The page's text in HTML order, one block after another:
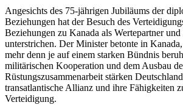
Angesichts des 75-jährigen Jubiläums der
Beziehungen hat der Besuch des
Beziehungen zu Kanada als Wertepartner und
unterstrichen. Der Minister betonte in
mehr denn je auf einem starken Bündnis
militärischen Kooperation und dem Ausbau
Rüstungszusammenarbeit stärken
transatlantische Allianz und ihre Fähigkeiten
Verteidigung.